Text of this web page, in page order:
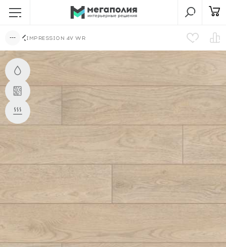
IMPRESSION 4V WR